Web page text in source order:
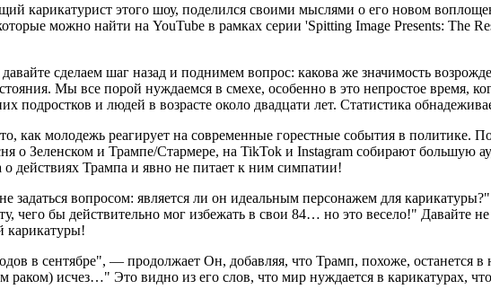
карикатурист этого шоу, поделился своими мыслями о его новом
можно найти на YouTube в рамках серии 'Spitting Image Presents: The
сделаем шаг назад и поднимем вопрос: какова же значимость
Мы все порой нуждаемся в смехе, особенно в это непростое время,
подростков и людей в возрасте около двадцати лет. Статистика
как молодежь реагирует на современные горестные события в политике.
о Зеленском и Трампе/Стармере, на TikTok и Instagram собирают большую
действиях Трампа и явно не питает к ним симпатии!
задаться вопросом: является ли он идеальным персонажем для
чего бы действительно мог избежать в свои 84… но это весело!" Давайте
карикатуры!
в сентябре", — продолжает Он, добавляя, что Трамп, похоже, останется
раком) исчез…" Это видно из его слов, что мир нуждается в карикатурах,